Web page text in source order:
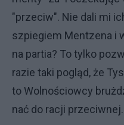
"prze­ciw". Nie da­li mi
szpie­giem Ment­ze­na i
na par­tia? To tyl­ko
ra­zie ta­ki po­gląd, że
to Wol­no­ściow­cy
nać do ra­cji prze­ciw­nej.